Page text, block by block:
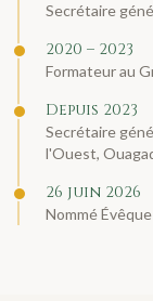
Secrétaire
2020 – 2023
Formateur au
Depuis 2023
Secrétaire
l'Ouest,
26 juin 2026
Nommé